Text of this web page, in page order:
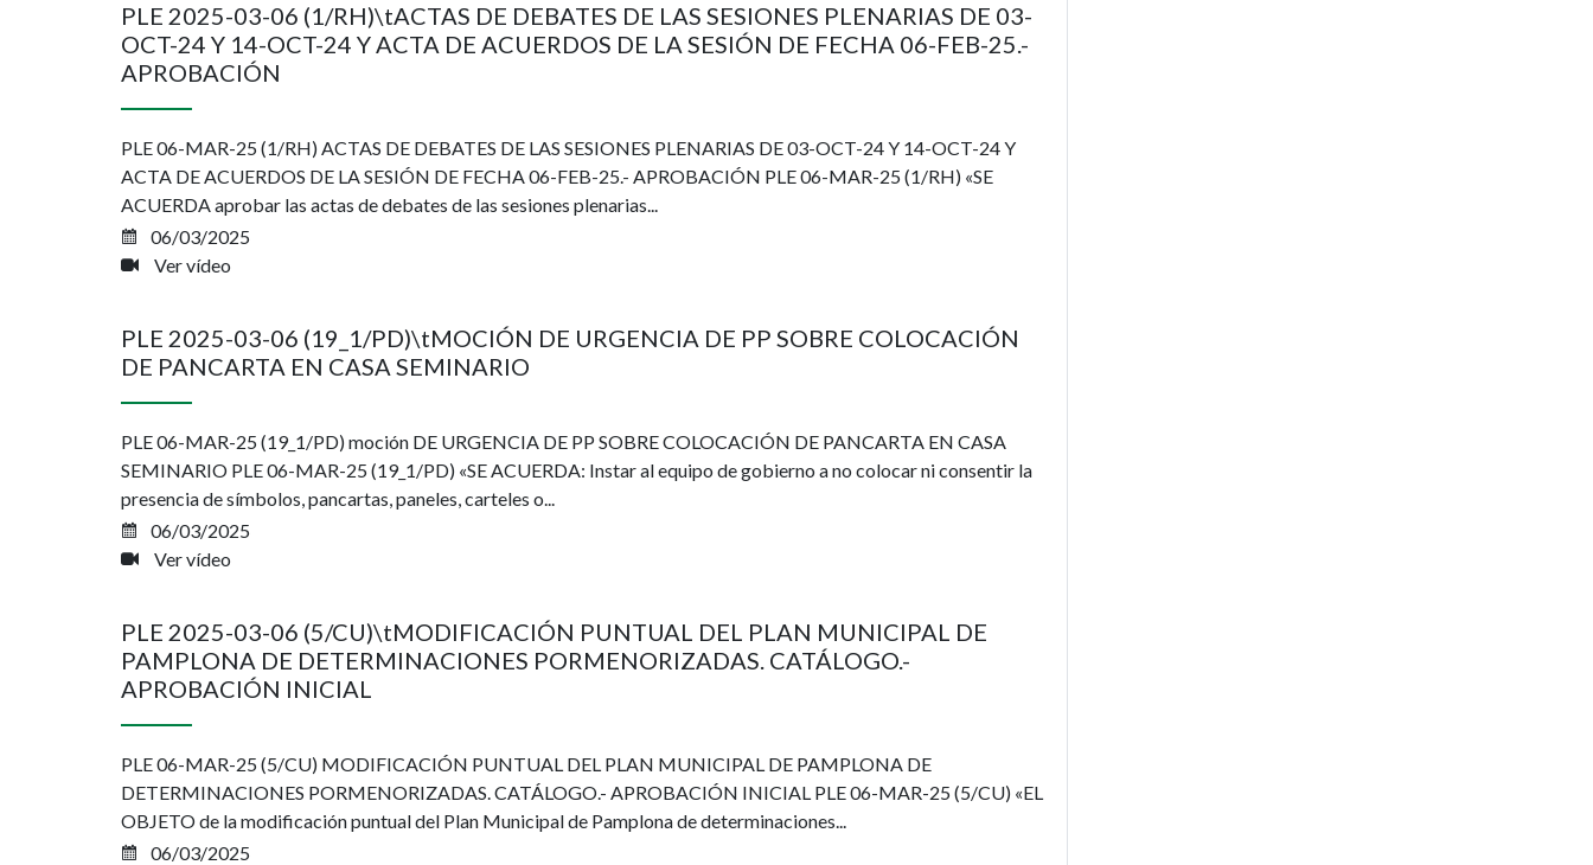
PLE 2025-03-06 (1/RH)\tACTAS DE DEBATES DE LAS SESIONES PLENARIAS DE 03-
OCT-24 Y 14-OCT-24 Y ACTA DE ACUERDOS DE LA SESIÓN DE FECHA 06-FEB-25.-
APROBACIÓN
PLE 06-MAR-25 (1/RH) ACTAS DE DEBATES DE LAS SESIONES PLENARIAS DE 03-OCT-24 Y 14-OCT-24 Y
ACTA DE ACUERDOS DE LA SESIÓN DE FECHA 06-FEB-25.- APROBACIÓN PLE 06-MAR-25 (1/RH) «SE
ACUERDA aprobar las actas de debates de las sesiones plenarias...
06/03/2025
Ver vídeo
PLE 2025-03-06 (19_1/PD)\tMOCIÓN DE URGENCIA DE PP SOBRE COLOCACIÓN
DE PANCARTA EN CASA SEMINARIO
PLE 06-MAR-25 (19_1/PD) moción DE URGENCIA DE PP SOBRE COLOCACIÓN DE PANCARTA EN CASA
SEMINARIO PLE 06-MAR-25 (19_1/PD) «SE ACUERDA: Instar al equipo de gobierno a no colocar ni consentir la
presencia de símbolos, pancartas, paneles, carteles o...
06/03/2025
Ver vídeo
PLE 2025-03-06 (5/CU)\tMODIFICACIÓN PUNTUAL DEL PLAN MUNICIPAL DE
PAMPLONA DE DETERMINACIONES PORMENORIZADAS. CATÁLOGO.-
APROBACIÓN INICIAL
PLE 06-MAR-25 (5/CU) MODIFICACIÓN PUNTUAL DEL PLAN MUNICIPAL DE PAMPLONA DE
DETERMINACIONES PORMENORIZADAS. CATÁLOGO.- APROBACIÓN INICIAL PLE 06-MAR-25 (5/CU) «EL
OBJETO de la modificación puntual del Plan Municipal de Pamplona de determinaciones...
06/03/2025